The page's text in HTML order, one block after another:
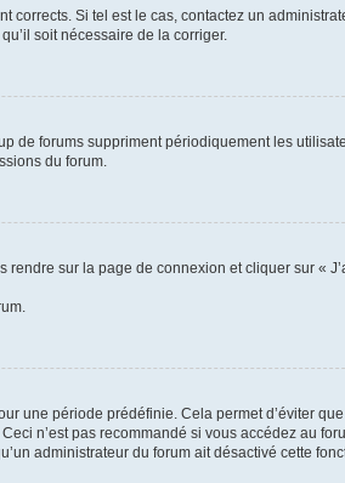
corrects. Si tel est le cas, contactez un
soit nécessaire de la corriger.
de forums suppriment périodiquement les
du forum.
sur la page de connexion et cliquer sur «
une période prédéfinie. Cela permet d’éviter
n’est pas recommandé si vous accédez au
administrateur du forum ait désactivé cette